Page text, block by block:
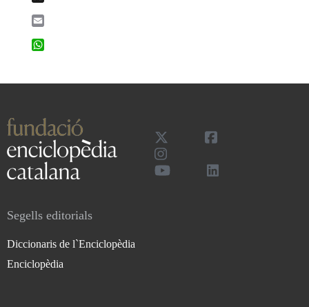
Segells editorials
Diccionaris de l`Enciclopèdia
Enciclopèdia